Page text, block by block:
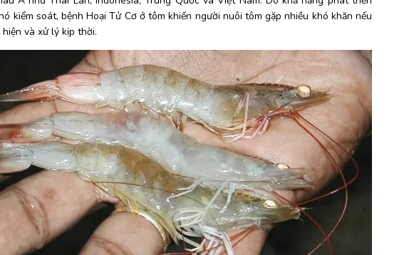
kiểm soát, bệnh Hoại Tử Cơ ở tôm khiến người nuôi tôm gặp nhiều khó khăn nếu
và xử lý kịp thời.